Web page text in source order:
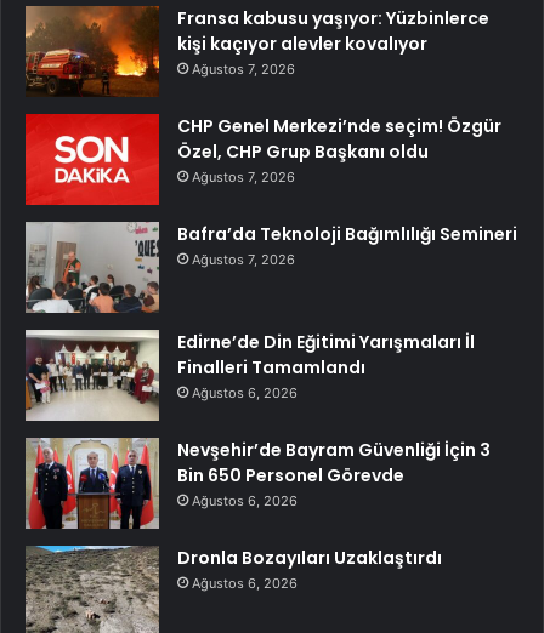
Fransa kabusu yaşıyor: Yüzbinlerce
kişi kaçıyor alevler kovalıyor
Ağustos 7, 2026
CHP Genel Merkezi’nde seçim! Özgür
Özel, CHP Grup Başkanı oldu
Ağustos 7, 2026
Bafra’da Teknoloji Bağımlılığı Semineri
Ağustos 7, 2026
Edirne’de Din Eğitimi Yarışmaları İl
Finalleri Tamamlandı
Ağustos 6, 2026
Nevşehir’de Bayram Güvenliği İçin 3
Bin 650 Personel Görevde
Ağustos 6, 2026
Dronla Bozayıları Uzaklaştırdı
Ağustos 6, 2026